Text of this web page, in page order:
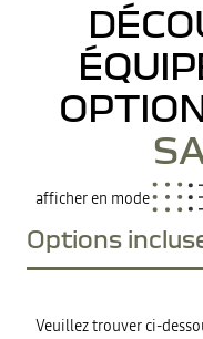
afficher en mode
Options
Veuillez trouver ci-